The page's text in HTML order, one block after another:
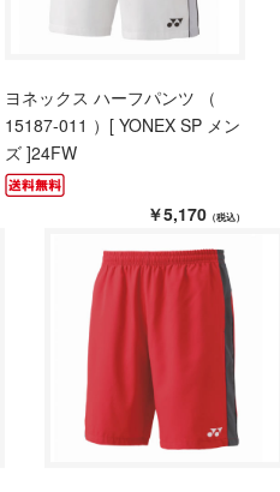
ヨネックス ハーフパンツ （
15187-011 ）[ YONEX SP メン
ズ ]24FW
￥5,170 （税込）